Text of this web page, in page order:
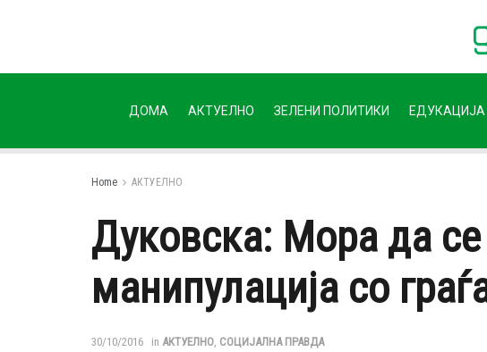
ДОМА АКТУЕЛНО ЗЕЛЕНИ ПОЛИТИКИ ЕДУКАЦИЈА
Home АКТУЕЛНО
Дуковска: Мора да
манипулација со
30/10/2016 in АКТУЕЛНО, СОЦИЈАЛНА ПРАВДА